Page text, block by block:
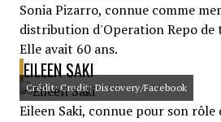
Sonia Pizarro, connue comme
distribution d'Operation Repo de
Elle avait 60 ans.
EILEEN SAKI
Crédit: Credit: Discovery/Facebook
Eileen Saki, connue pour son rôle